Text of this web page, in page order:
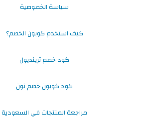
سياسة الخصوصية
كيف استخدم كوبون الخصم؟
كود خصم ترينديول
كود كوبون خصم نون
مراجعة المنتجات في السعودية